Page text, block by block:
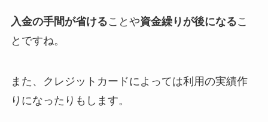
入金の手間が省けることや資金繰りが後になるこ
とですね。
また、クレジットカードによっては利用の実績作
りになったりもします。